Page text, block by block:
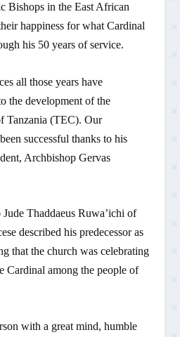
Bishops in the East African
happiness for what Cardinal
his 50 years of service.
all those years have
the development of the
Tanzania (TEC). Our
successful thanks to his
Archbishop Gervas
Thaddaeus Ruwa’ichi of
described his predecessor as
that the church was celebrating
Cardinal among the people of
with a great mind, humble